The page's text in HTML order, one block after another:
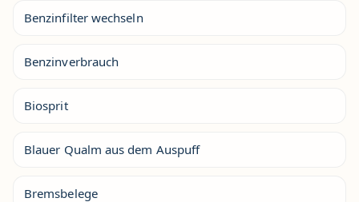
Benzinfilter wechseln
Benzinverbrauch
Biosprit
Blauer Qualm aus dem Auspuff
Bremsbelege